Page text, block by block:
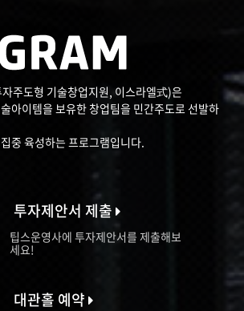
주도형 기술창업지원, 이스라엘式)은
아이템을 보유한 창업팀을 민간주도로 선발하
중 육성하는 프로그램입니다.
투자제안서 제출
팁스운영사에 투자제안서를 제출해보
세요!
대관홀 예약